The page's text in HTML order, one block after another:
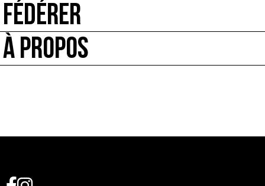
FÉDÉRER
À PROPOS